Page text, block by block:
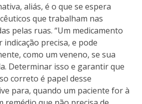
aliás, é o que se espera
que trabalham nas
pelas ruas. “Um medicamento
precisa, e pode
como um veneno, se sua
Determinar isso e garantir que
correto é papel desse
para, quando um paciente for à